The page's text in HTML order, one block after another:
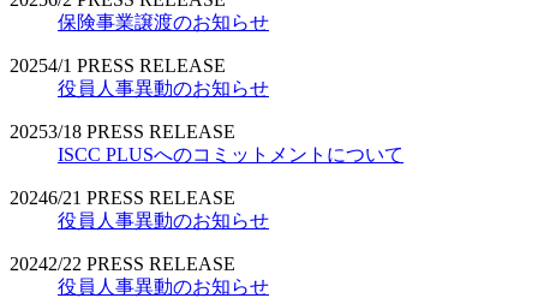
保険事業譲渡のお知らせ
20254/1 PRESS RELEASE
役員人事異動のお知らせ
20253/18 PRESS RELEASE
ISCC PLUSへのコミットメントについて
20246/21 PRESS RELEASE
役員人事異動のお知らせ
20242/22 PRESS RELEASE
役員人事異動のお知らせ